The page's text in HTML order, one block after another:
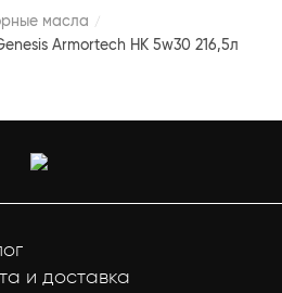
масла
Armortech HK 5w30 216,5л
и доставка